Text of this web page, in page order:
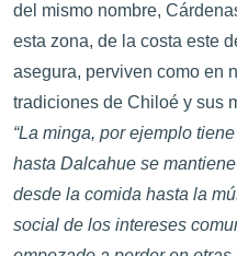
del mismo nombre,
esta zona, de la costa este
asegura, perviven como en
tradiciones de Chiloé y sus
“La minga, por ejemplo
hasta Dalcahue se
desde la comida hasta la
social de los intereses